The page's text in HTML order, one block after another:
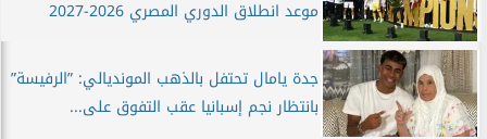
موعد انطلاق الدوري المصري 2026-2027
جدة يامال تحتفل بالذهب المونديالي: ”الرفيسة”
بانتظار نجم إسبانيا عقب التفوق على...